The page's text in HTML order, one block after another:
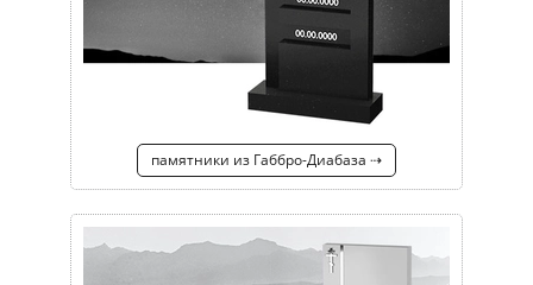
памятники из Габбро-Диабаза ⇢